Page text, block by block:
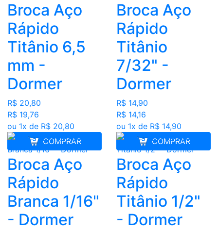
Broca Aço
Rápido
Titânio 6,5
mm -
Dormer
R$ 20,80
R$ 19,76
ou 1x de R$ 20,80
COMPRAR
Broca Aço
Rápido
Titânio
7/32" -
Dormer
R$ 14,90
R$ 14,16
ou 1x de R$ 14,90
COMPRAR
Broca Aço
Rápido
Branca 1/16"
- Dormer
Broca Aço
Rápido
Titânio 1/2"
- Dormer